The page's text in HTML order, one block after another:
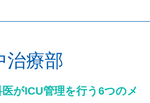
治療部
医がICU管理を行う6つのメ